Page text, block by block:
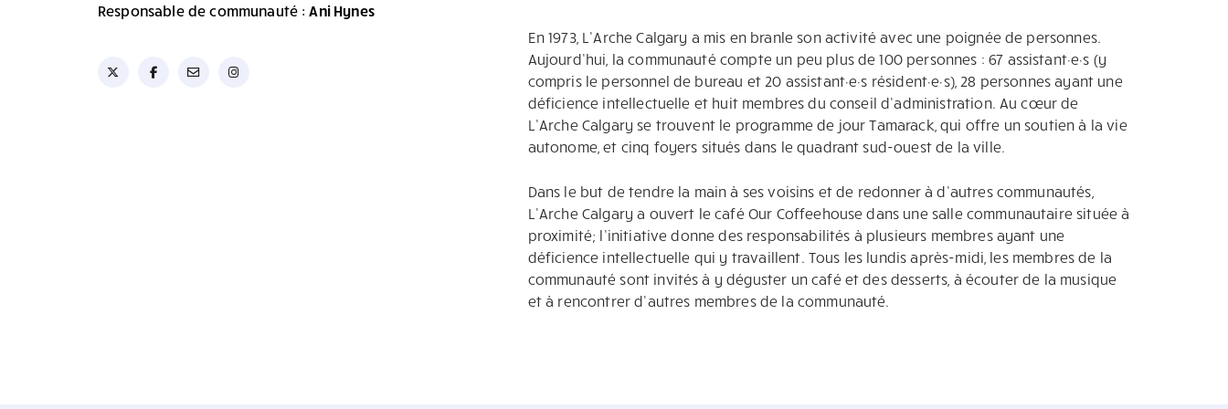
Responsable de communauté :Ani Hynes
En 1973, L’Arche Calgary a mis en branle son activité avec une poignée de personnes.
Aujourd’hui, la communauté compte un peu plus de 100 personnes : 67 assistant·e·s (y
compris le personnel de bureau et 20 assistant·e·s résident·e·s), 28 personnes ayant une
déficience intellectuelle et huit membres du conseil d’administration. Au cœur de
L’Arche Calgary se trouvent le programme de jour Tamarack, qui offre un soutien à la vie
autonome, et cinq foyers situés dans le quadrant sud-ouest de la ville.
Dans le but de tendre la main à ses voisins et de redonner à d’autres communautés,
L’Arche Calgary a ouvert le café Our Coffeehouse dans une salle communautaire située à
proximité; l’initiative donne des responsabilités à plusieurs membres ayant une
déficience intellectuelle qui y travaillent. Tous les lundis après-midi, les membres de la
communauté sont invités à y déguster un café et des desserts, à écouter de la musique
et à rencontrer d’autres membres de la communauté.